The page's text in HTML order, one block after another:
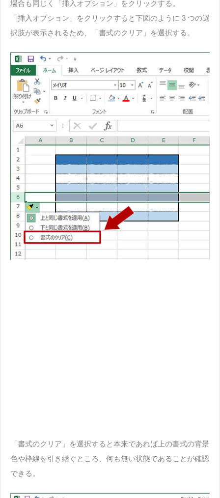
場合も同じく「挿入オプション」をクリックする。
「挿入オプション」をクリックすると下図のように 3 つの選
択肢が表示されるため、「書式のクリア」を選択する。
「書式のクリア」を選択すると本来であれば上の書式の背景
色や枠線を引き継ぐところ、何も無い状態であることが確認
できる。